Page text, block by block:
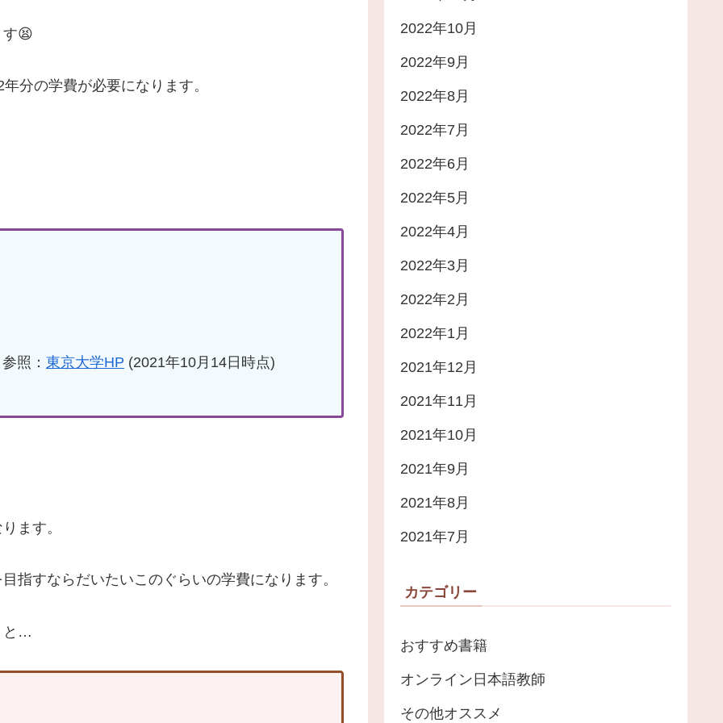
す😫
分の学費が必要になります。
： 東京大学HP (2021年10月14日時点)
ます。
指すならだいたいこのぐらいの学費になります。
と…
2022年10月
2022年9月
2022年8月
2022年7月
2022年6月
2022年5月
2022年4月
2022年3月
2022年2月
2022年1月
2021年12月
2021年11月
2021年10月
2021年9月
2021年8月
2021年7月
カテゴリー
おすすめ書籍
オンライン日本語教師
その他オススメ